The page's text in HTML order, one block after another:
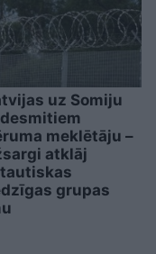
uz Somiju
meklētāju –
atklāj
grupas